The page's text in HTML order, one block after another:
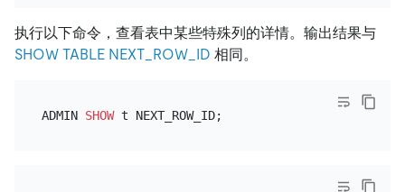
执行以下命令，查看表中某些特殊列的详情。输出结果与
SHOW TABLE NEXT_ROW_ID 相同。
ADMIN SHOW